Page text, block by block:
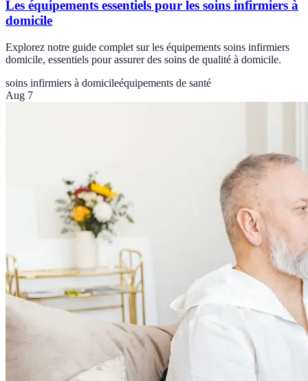
Les équipements essentiels pour les soins infirmiers à
domicile
Explorez notre guide complet sur les équipements soins infirmiers
domicile, essentiels pour assurer des soins de qualité à domicile.
soins infirmiers à domicileéquipements de santé
Aug 7